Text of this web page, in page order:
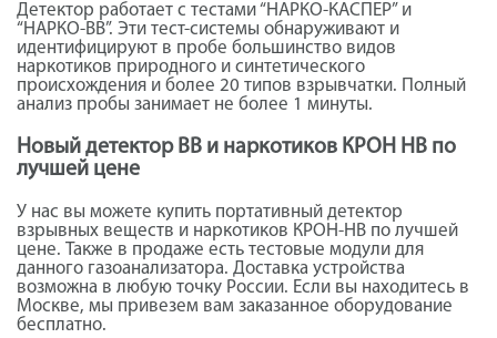
Детектор работает с тестами “НАРКО-КАСПЕР” и
“НАРКО-ВВ”. Эти тест-системы обнаруживают и
идентифицируют в пробе большинство видов
наркотиков природного и синтетического
происхождения и более 20 типов взрывчатки. Полный
анализ пробы занимает не более 1 минуты.
Новый детектор ВВ и наркотиков КРОН НВ по
лучшей цене
У нас вы можете купить портативный детектор
взрывных веществ и наркотиков КРОН-НВ по лучшей
цене. Также в продаже есть тестовые модули для
данного газоанализатора. Доставка устройства
возможна в любую точку России. Если вы находитесь в
Москве, мы привезем вам заказанное оборудование
бесплатно.